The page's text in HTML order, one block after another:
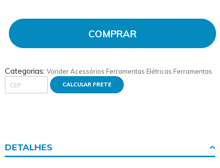
COMPRAR
Categorias: VonderAcessórios Ferramentas Elétricas Ferramentas
CALCULAR FRETE
DETALHES